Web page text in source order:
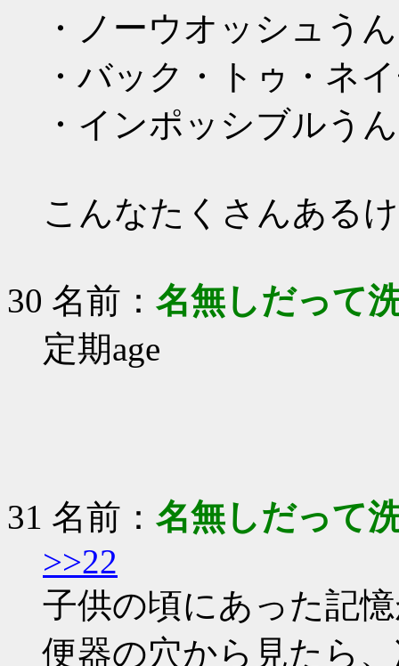
・ノーウオッシュう
・バック・トゥ・
・インポッシブルう
こんなたくさんある
30 名前： 名無しだって
定期age
31 名前： 名無しだって
>>22
子供の頃にあった記
便器の穴から見たら